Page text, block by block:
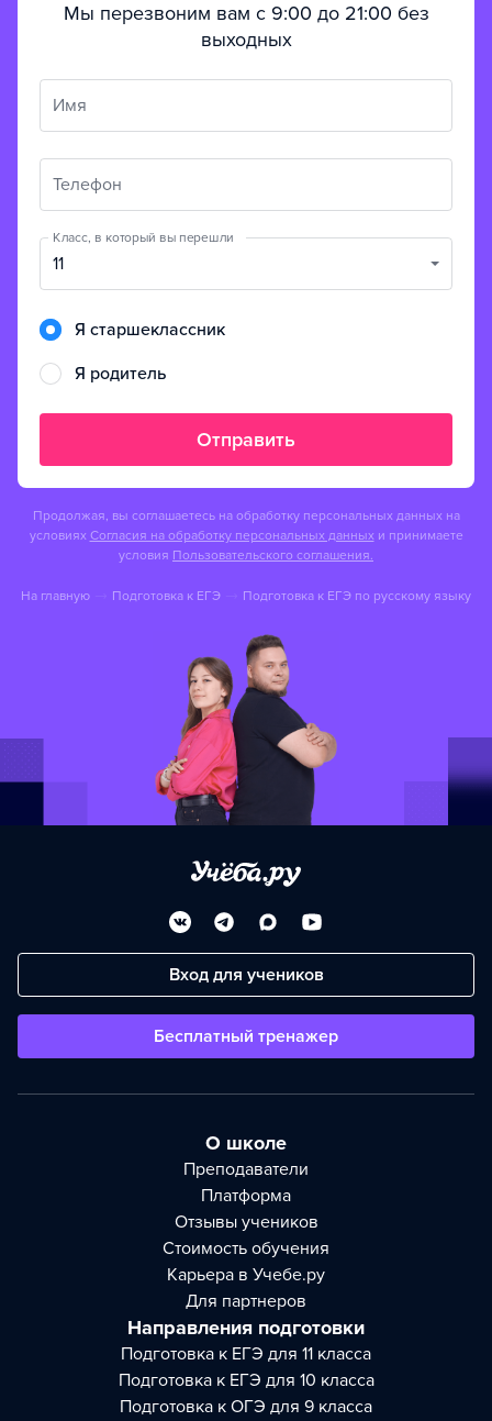
Мы перезвоним вам с 9:00 до 21:00 без
выходных
Имя
Телефон
Класс, в который вы перешли
11
Я старшеклассник
Я родитель
Отправить
Продолжая, вы соглашаетесь на обработку персональных данных на
условиях Согласия на обработку персональных данных и принимаете
условия Пользовательского соглашения.
На главную Подготовка к ЕГЭ Подготовка к ЕГЭ по русскому языку
Вход для учеников
Бесплатный тренажер
О школе
Преподаватели
Платформа
Отзывы учеников
Стоимость обучения
Карьера в Учебе.ру
Для партнеров
Направления подготовки
Подготовка к ЕГЭ для 11 класса
Подготовка к ЕГЭ для 10 класса
Подготовка к ОГЭ для 9 класса